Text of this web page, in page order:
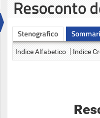
Resoconto
Stenografico
Indice Alfabetico Indice